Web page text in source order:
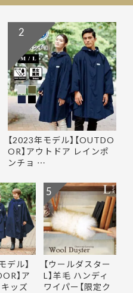
【2023年モデル】【OUTDO
OR】アウトドア レインポ
ンチョ …
2
デル】
】ア
ッズ
【ウールダスター
L】羊毛 ハンディ
ワイパー【限定ク
5